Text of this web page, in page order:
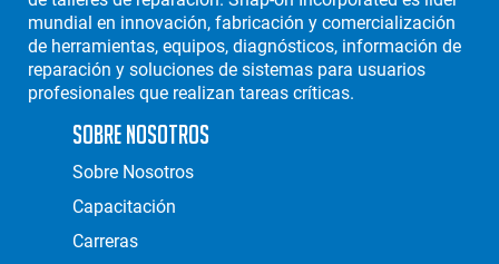
mundial en innovación, fabricación y comercialización
de herramientas, equipos, diagnósticos, información de
reparación y soluciones de sistemas para usuarios
profesionales que realizan tareas críticas.
Sobre Nosotros
Sobre Nosotros
Capacitación
Carreras